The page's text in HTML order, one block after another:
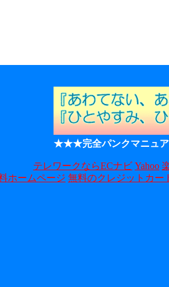
★★★完全パンクマニュア
テレワークならECナビ Yahoo
ホームページ 無料のクレジットカー